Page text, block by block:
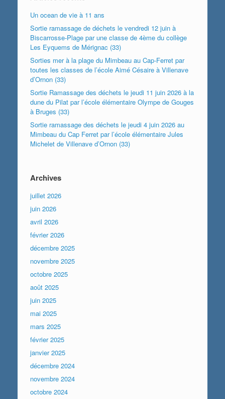
Un ocean de vie à 11 ans
Sortie ramassage de déchets le vendredi 12 juin à
Biscarrosse-Plage par une classe de 4ème du collège
Les Eyquems de Mérignac (33)
Sorties mer à la plage du Mimbeau au Cap-Ferret par
toutes les classes de l’école Aimé Césaire à Villenave
d’Ornon (33)
Sortie Ramassage des déchets le jeudi 11 juin 2026 à la
dune du Pilat par l’école élémentaire Olympe de Gouges
à Bruges (33)
Sortie ramassage des déchets le jeudi 4 juin 2026 au
Mimbeau du Cap Ferret par l’école élémentaire Jules
Michelet de Villenave d’Ornon (33)
Archives
juillet 2026
juin 2026
avril 2026
février 2026
décembre 2025
novembre 2025
octobre 2025
août 2025
juin 2025
mai 2025
mars 2025
février 2025
janvier 2025
décembre 2024
novembre 2024
octobre 2024